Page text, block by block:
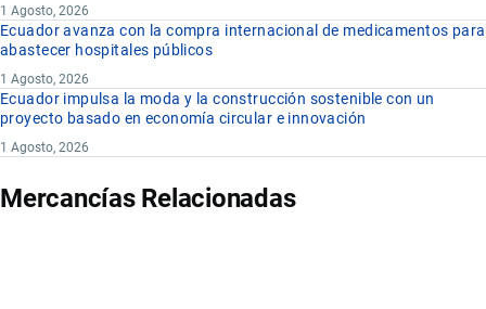
1 Agosto, 2026
Ecuador avanza con la compra internacional de medicamentos para
abastecer hospitales públicos
1 Agosto, 2026
Ecuador impulsa la moda y la construcción sostenible con un
proyecto basado en economía circular e innovación
1 Agosto, 2026
Mercancías Relacionadas